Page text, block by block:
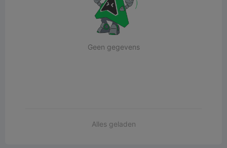
Geen gegevens
Alles geladen